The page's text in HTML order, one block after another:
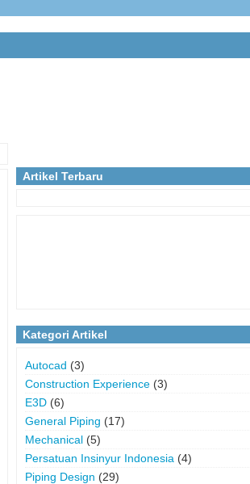
Artikel Terbaru
Kategori Artikel
Autocad (3)
Construction Experience (3)
E3D (6)
General Piping (17)
Mechanical (5)
Persatuan Insinyur Indonesia (4)
Piping Design (29)